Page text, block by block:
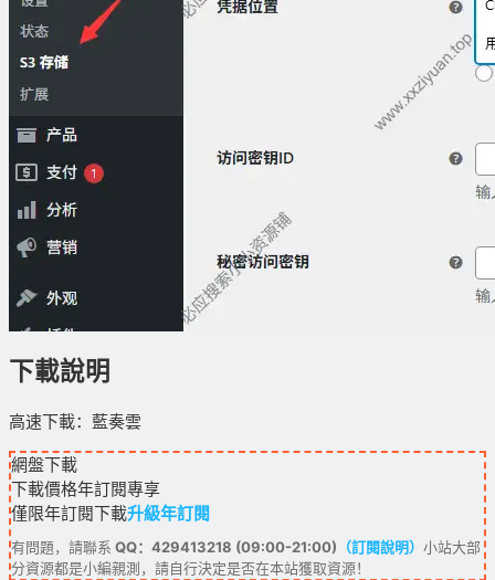
下載說明
高速下載：藍奏雲
網盤下載
下載價格年訂閱專享
僅限年訂閱下載升級年訂閱
有問題，請聯系 QQ：429413218 (09:00-21:00) （訂閱說明） 小站大部
分資源都是小編親測，請自行決定是否在本站獲取資源！